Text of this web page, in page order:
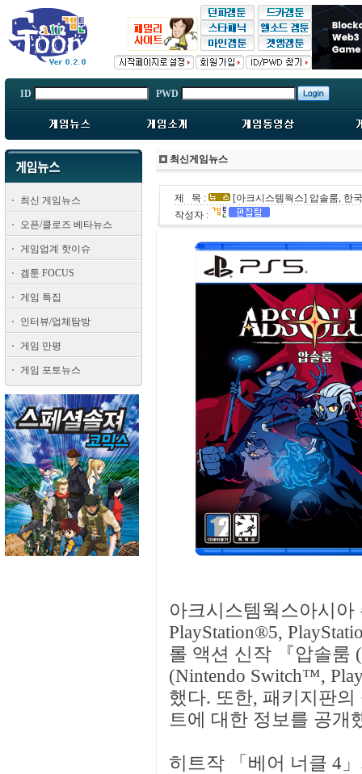
ID PWD
최신 게임뉴스
오픈/클로즈 베타뉴스
게임업계 핫이슈
겜툰 FOCUS
게임 특집
인터뷰/업체탐방
게임 만평
게임 포토뉴스
최신게임뉴스
제 목 :
[아크시스템웍스] 압솔룸, 한
작성자 :
아크시스템웍스아시
PlayStation®5,
롤 액션 신작 『압솔룸
(Nintendo Switch™,
했다. 또한, 패키지판
트에 대한 정보를 공개
히트작 「베어 너클 4